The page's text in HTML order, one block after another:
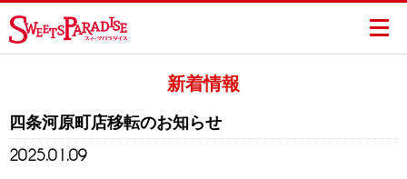
新着情報
四条河原町店移転のお知らせ
2025.01.09